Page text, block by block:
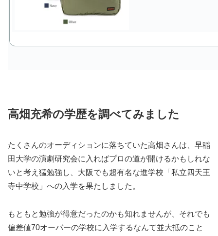
高畑充希の学歴を調べてみました
たくさんのオーディションに落ちていた高畑さんは、早稲
田大学の演劇研究会に入ればプロの道が開けるかもしれな
いと考え猛勉強し、大阪でも超有名な進学校「私立四天王
寺中学校」への入学を果たしました。
もともと勉強が得意だったのかも知れませんが、それでも
偏差値70オーバーの学校に入学するなんて並大抵のこと